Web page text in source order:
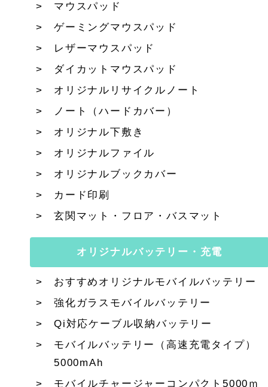
マウスパッド
ゲーミングマウスパッド
レザーマウスパッド
ダイカットマウスパッド
オリジナルリサイクルノート
ノート（ハードカバー）
オリジナル下敷き
オリジナルファイル
オリジナルブックカバー
カード印刷
玄関マット・フロア・バスマット
オリジナルバッテリー・充電
おすすめオリジナルモバイルバッテリー
強化ガラスモバイルバッテリー
Qi対応ケーブル収納バッテリー
モバイルバッテリー（高速充電タイプ）
5000mAh
モバイルチャージャーコンパクト5000ｍ